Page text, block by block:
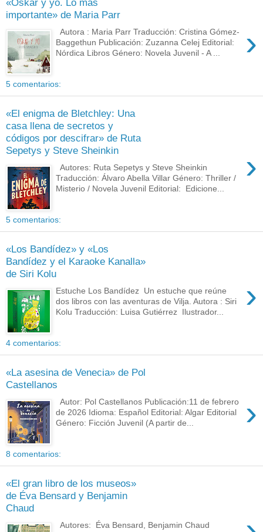
importante» de Maria Parr
›
Autora : Maria Parr Traducción: Cristina Gómez-
Baggethun Publicación: Zuzanna Celej Editorial:
Nórdica Libros Género: Novela Juvenil - A ...
5 comentarios:
«El enigma de Bletchley: Una
casa llena de secretos y
códigos por descifrar» de Ruta
Sepetys y Steve Sheinkin
›
Autores: Ruta Sepetys y Steve Sheinkin
Traducción: Álvaro Abella Villar Género: Thriller /
Misterio / Novela Juvenil Editorial: Edicione...
5 comentarios:
«Los Bandídez» y «Los
Bandídez y el Karaoke Kanalla»
de Siri Kolu
›
Estuche Los Bandídez Un estuche que reúne
dos libros con las aventuras de Vilja. Autora : Siri
Kolu Traducción: Luisa Gutiérrez Ilustrador...
4 comentarios:
«La asesina de Venecia» de Pol
Castellanos
›
Autor: Pol Castellanos Publicación:11 de febrero
de 2026 Idioma: Español Editorial: Algar Editorial
Género: Ficción Juvenil (A partir de...
8 comentarios:
«El gran libro de los museos»
de Éva Bensard y Benjamin
Chaud
Autores: Éva Bensard, Benjamin Chaud